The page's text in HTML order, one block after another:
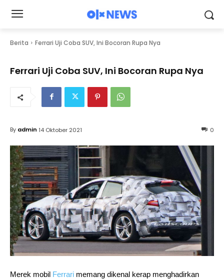
Berita Ferrari Uji Coba SUV, Ini Bocoran Rupa Nya
Ferrari Uji Coba SUV, Ini Bocoran Rupa Nya
0
By admin 14 Oktober 2021
Merek mobil Ferrari memang dikenal kerap menghadirkan